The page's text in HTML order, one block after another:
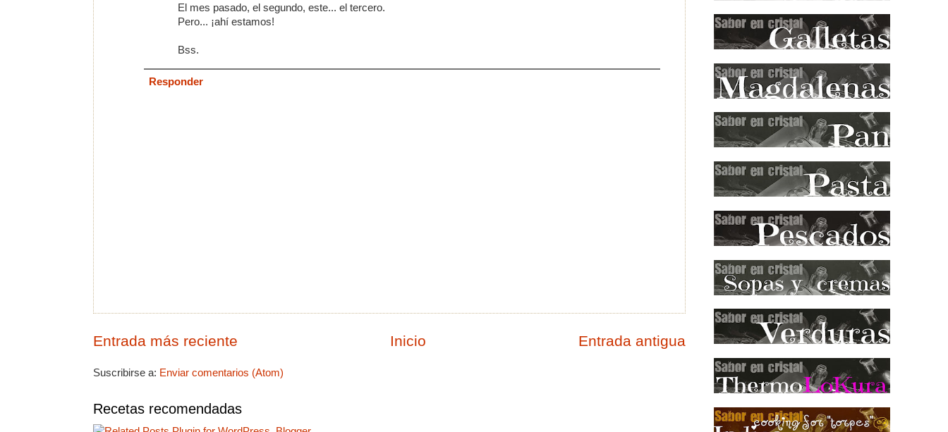
El mes pasado, el segundo, este... el tercero.
Pero... ¡ahí estamos!
Bss.
Responder
Entrada más reciente Entrada antigua
Inicio
Suscribirse a: Enviar comentarios (Atom)
Recetas recomendadas